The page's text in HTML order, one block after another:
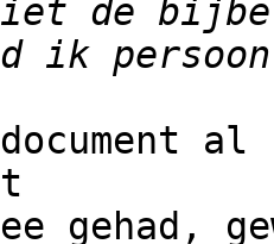
gehad,